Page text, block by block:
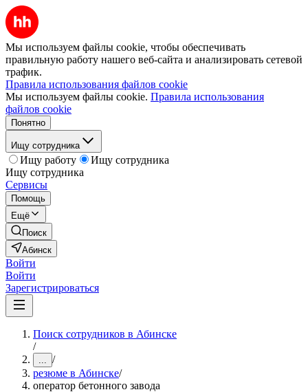
Мы используем файлы cookie, чтобы обеспечивать
правильную работу нашего веб-сайта и анализировать сетевой
трафик.
Правила использования файлов cookie
Мы используем файлы cookie. Правила использования
файлов cookie
Понятно
Ищу сотрудника
Ищу работу
Ищу сотрудника
Ищу сотрудника
Сервисы
Помощь
Ещё
Поиск
Абинск
Войти
Войти
Зарегистрироваться
Поиск сотрудников в Абинске
/
... /
резюме в Абинске/
оператор бетонного завода